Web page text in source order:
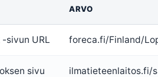
ARVO
sivun URL foreca.fi/Finland/
sivu ilmatieteenlaitos.fi/